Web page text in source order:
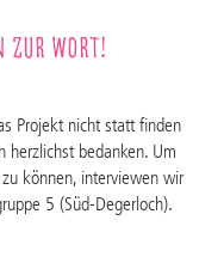
zur Wort!
Projekt nicht statt finden
herzlichst bedanken. Um
können, interviewen wir
5 (Süd-Degerloch).